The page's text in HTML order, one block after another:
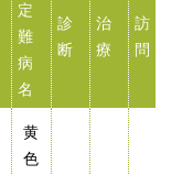
定
難
病
名
診
断
治
療
訪
問
黄
色